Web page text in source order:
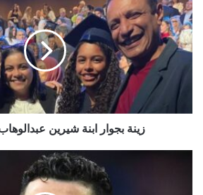
بجوار
ابنة
شيرين
عبدالوهاب
في
تخرجها
زينة بجوار ابنة شيرين